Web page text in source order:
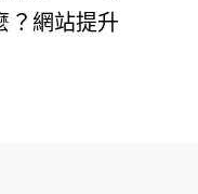
？網站提升